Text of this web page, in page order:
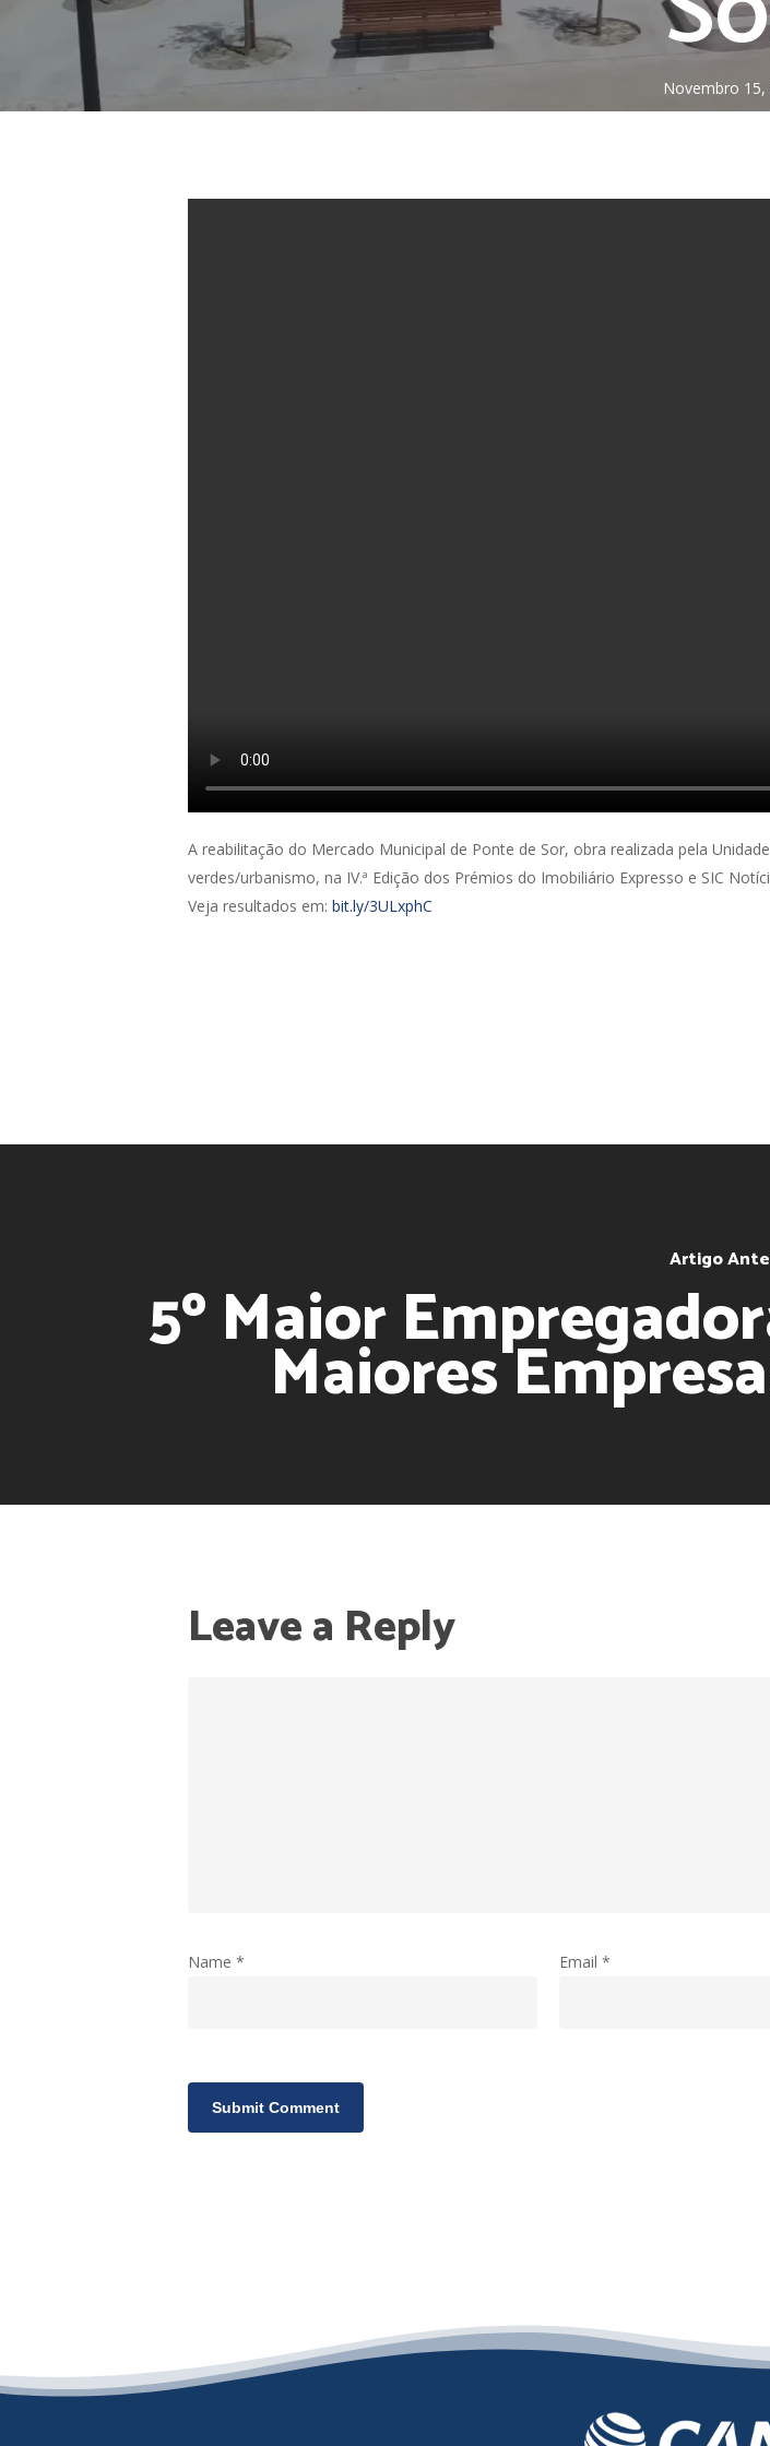
Novembro 15,
A reabilitação do Mercado Municipal de Ponte de Sor, obra realizada pela
verdes/urbanismo, na IV.ª Edição dos Prémios do Imobiliário Expresso e SIC
Veja resultados em:bit.ly/3ULxphC
Artigo
5º Maior
Maiores
Leave a Reply
Name * Email *